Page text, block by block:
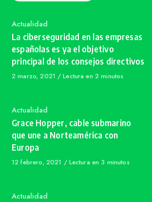
Category
Actualidad
La ciberseguridad en las empresas
españolas es ya el objetivo
principal de los consejos directivos
Published
2 marzo, 2021 Lectura en 2 minutos
Category
Actualidad
Grace Hopper, cable submarino
que une a Norteamérica con
Europa
Published
12 febrero, 2021 Lectura en 3 minutos
Category
Actualidad